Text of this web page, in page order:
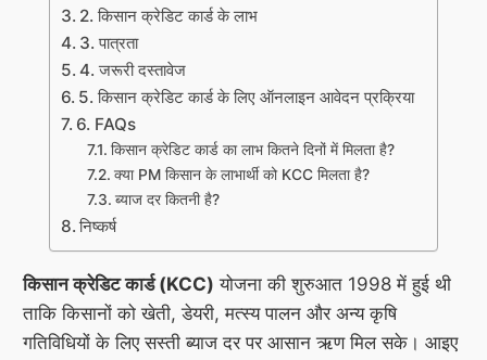
2. किसान क्रेडिट कार्ड के लाभ
3. पात्रता
4. जरूरी दस्तावेज
5. किसान क्रेडिट कार्ड के लिए ऑनलाइन आवेदन प्रक्रिया
6. FAQs
किसान क्रेडिट कार्ड का लाभ कितने दिनों में मिलता है?
क्या PM किसान के लाभार्थी को KCC मिलता है?
ब्याज दर कितनी है?
निष्कर्ष
किसान क्रेडिट कार्ड (KCC) योजना की शुरुआत 1998 में हुई थी
ताकि किसानों को खेती, डेयरी, मत्स्य पालन और अन्य कृषि
गतिविधियों के लिए सस्ती ब्याज दर पर आसान ऋण मिल सके। आइए